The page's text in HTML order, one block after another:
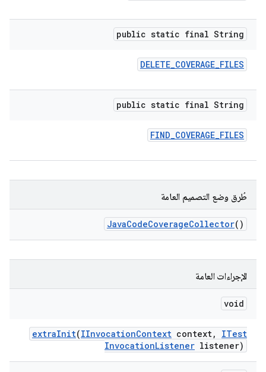
public static final String
DELETE_COVERAGE_FILES
public static final String
FIND_COVERAGE_FILES
طُرق وضع التصميم العامة
JavaCodeCoverageCollector()
الإجراءات العامة
void
extraInit(IInvocationContext context,
ITest
InvocationListener listener)